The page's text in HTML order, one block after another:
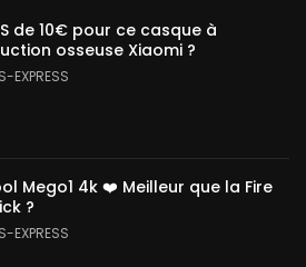
de 10€ pour ce casque à
osseuse Xiaomi ?
EXPRESS
Mego1 4k ❤️ Meilleur que la Fire
?
EXPRESS